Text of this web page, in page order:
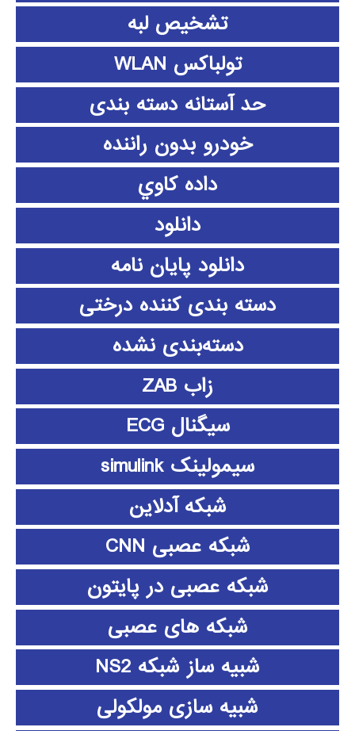
تشخیص لبه
تولباکس WLAN
حد آستانه دسته بندی
خودرو بدون راننده
داده كاوي
دانلود
دانلود پايان نامه
دسته بندی کننده درختی
دسته‌بندی نشده
زاب ZAB
سیگنال ECG
سیمولینک simulink
شبکه آدلاین
شبکه عصبی CNN
شبکه عصبی در پایتون
شبکه های عصبی
شبیه ساز شبکه NS2
شبیه سازی مولکولی